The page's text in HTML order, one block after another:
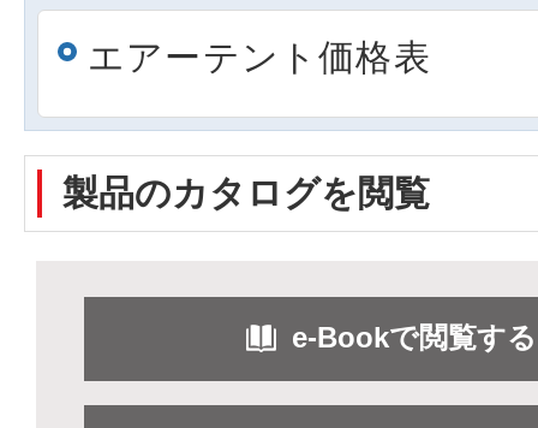
エアーテント価格表
製品のカタログを閲覧
e-Bookで閲覧する